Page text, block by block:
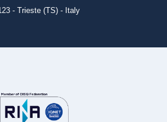
- Trieste (TS) - Italy